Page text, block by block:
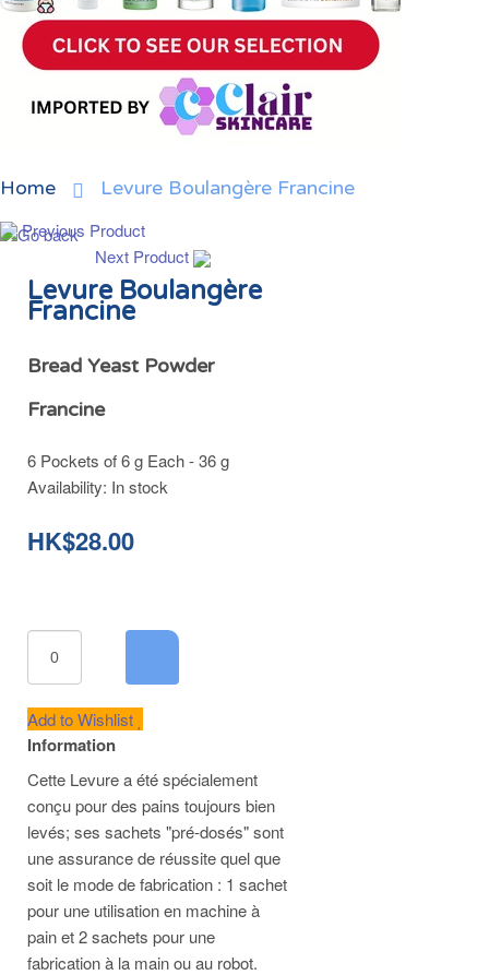
Home Levure Boulangère Francine
Previous Product
Next Product
Levure Boulangère
Francine
Bread Yeast Powder
Francine
6 Pockets of 6 g Each - 36 g
Availability: In stock
HK$28.00
Add to Wishlist
Information
Cette Levure a été spécialement
conçu pour des pains toujours bien
levés; ses sachets "pré-dosés" sont
une assurance de réussite quel que
soit le mode de fabrication : 1 sachet
pour une utilisation en machine à
pain et 2 sachets pour une
fabrication à la main ou au robot.